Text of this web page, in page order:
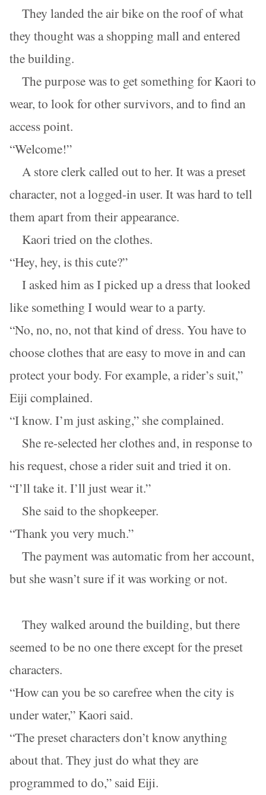
They landed the air bike on the roof of what
they thought was a shopping mall and entered
the building.
The purpose was to get something for Kaori to
wear, to look for other survivors, and to find an
access point.
“Welcome!”
A store clerk called out to her. It was a preset
character, not a logged-in user. It was hard to tell
them apart from their appearance.
Kaori tried on the clothes.
“Hey, hey, is this cute?”
I asked him as I picked up a dress that looked
like something I would wear to a party.
“No, no, no, not that kind of dress. You have to
choose clothes that are easy to move in and can
protect your body. For example, a rider’s suit,”
Eiji complained.
“I know. I’m just asking,” she complained.
She re-selected her clothes and, in response to
his request, chose a rider suit and tried it on.
“I’ll take it. I’ll just wear it.”
She said to the shopkeeper.
“Thank you very much.”
The payment was automatic from her account,
but she wasn’t sure if it was working or not.
They walked around the building, but there
seemed to be no one there except for the preset
characters.
“How can you be so carefree when the city is
under water,” Kaori said.
“The preset characters don’t know anything
about that. They just do what they are
programmed to do,” said Eiji.